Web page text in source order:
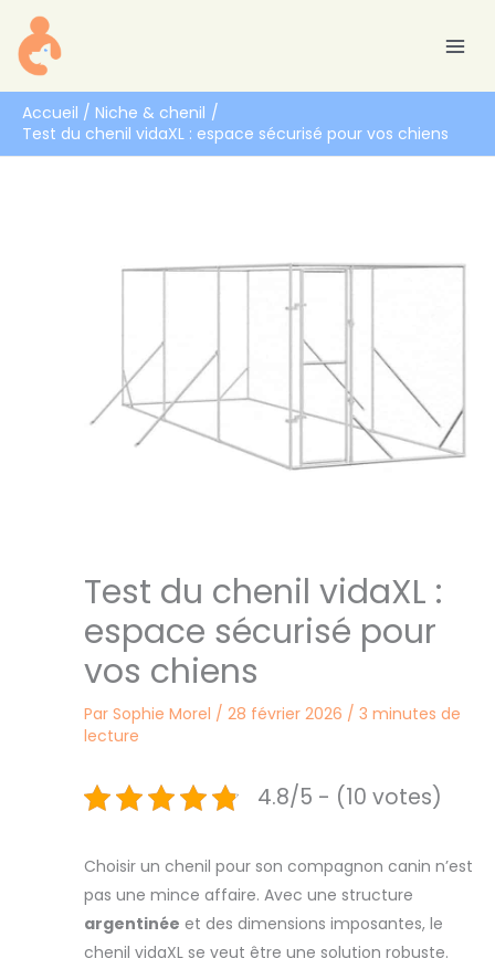
contenu
Accueil
Niche & chenil
Test du chenil vidaXL : espace sécurisé pour vos chiens
Test du chenil vidaXL :
espace sécurisé pour
vos chiens
Par Sophie Morel / 28 février 2026 / 3 minutes de
lecture
4.8/5 - (10 votes)
Choisir un chenil pour son compagnon canin n’est
pas une mince affaire. Avec une structure
argentinée et des dimensions imposantes, le
chenil vidaXL se veut être une solution robuste.
e
c
h
e